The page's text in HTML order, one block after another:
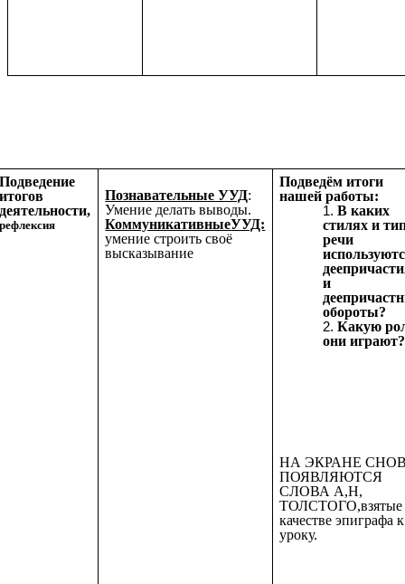
Подведение
итогов
деятельности,
рефлексия
Познавательные УУД:
Умение делать выводы.
КоммуникативныеУУД:
умение строить своё
высказывание
Подведём итоги
нашей работы:
В каких
стилях и
речи
и
обороты?
Какую
они играют?
НА ЭКРАНЕ
ПОЯВЛЯЮТСЯ
СЛОВА А,Н,
ТОЛСТОГО,взятые
качестве эпиграфа к
уроку.